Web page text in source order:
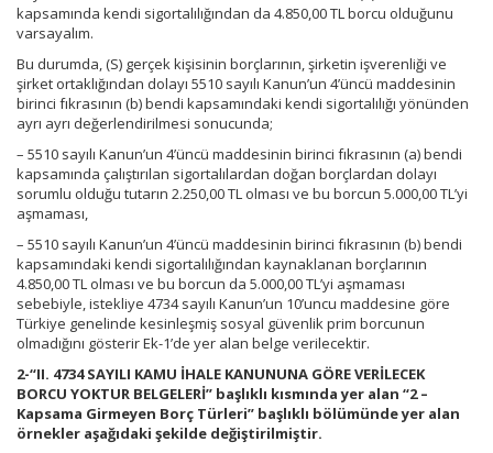
kapsamında kendi sigortalılığından da 4.850,00 TL borcu olduğunu
varsayalım.
Bu durumda, (S) gerçek kişisinin borçlarının, şirketin işverenliği ve
şirket ortaklığından dolayı 5510 sayılı Kanun’un 4’üncü maddesinin
birinci fıkrasının (b) bendi kapsamındaki kendi sigortalılığı yönünden
ayrı ayrı değerlendirilmesi sonucunda;
– 5510 sayılı Kanun’un 4’üncü maddesinin birinci fıkrasının (a) bendi
kapsamında çalıştırılan sigortalılardan doğan borçlardan dolayı
sorumlu olduğu tutarın 2.250,00 TL olması ve bu borcun 5.000,00 TL’yi
aşmaması,
– 5510 sayılı Kanun’un 4’üncü maddesinin birinci fıkrasının (b) bendi
kapsamındaki kendi sigortalılığından kaynaklanan borçlarının
4.850,00 TL olması ve bu borcun da 5.000,00 TL’yi aşmaması
sebebiyle, istekliye 4734 sayılı Kanun’un 10’uncu maddesine göre
Türkiye genelinde kesinleşmiş sosyal güvenlik prim borcunun
olmadığını gösterir Ek-1’de yer alan belge verilecektir.
2-“II. 4734 SAYILI KAMU İHALE KANUNUNA GÖRE VERİLECEK
BORCU YOKTUR BELGELERİ” başlıklı kısmında yer alan “2 –
Kapsama Girmeyen Borç Türleri” başlıklı bölümünde yer alan
örnekler aşağıdaki şekilde değiştirilmiştir.